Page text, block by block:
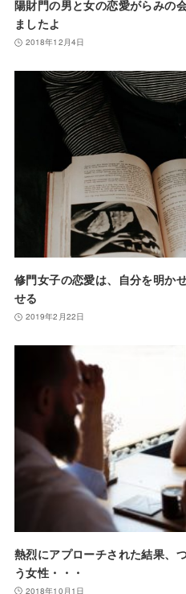
陽財門の男と女の恋愛がらみの
ましたよ
2018年12月4日
修門女子の恋愛は、自分を明か
せる
2019年2月22日
熱烈にアプローチされた結果、
う女性・・・
2018年10月1日